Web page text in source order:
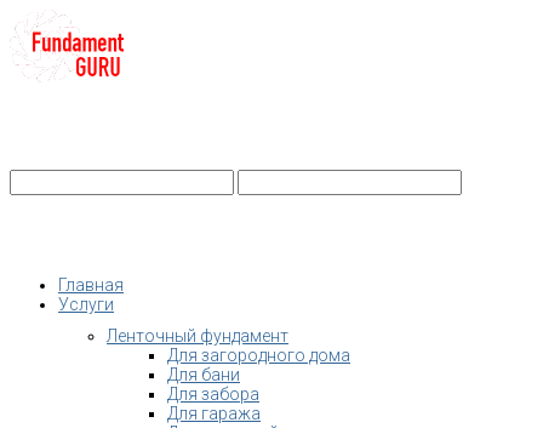
Главная
Услуги
Ленточный фундамент
Для загородного дома
Для бани
Для забора
Для гаража